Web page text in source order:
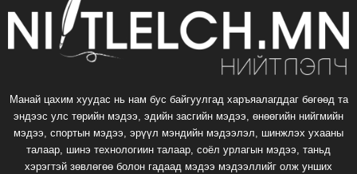
Манай цахим хуудас нь нам бус байгуулгад харъяалагддаг бөгөөд та
эндээс улс төрийн мэдээ, эдийн засгийн мэдээ, өнөөгийн нийгмийн
мэдээ, спортын мэдээ, эрүүл мэндийн мэдээлэл, шинжлэх ухааны
талаар, шинэ технологиин талаар, соёл урлагын мэдээ, таньд
хэрэгтэй зөвлөгөө болон гадаад мэдээ мэдээллийг олж унших